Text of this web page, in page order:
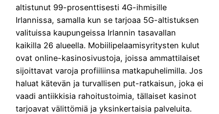
altistunut 99-prosenttisesti 4G-ihmisille
Irlannissa, samalla kun se tarjoaa 5G-altistuksen
valituissa kaupungeissa Irlannin tasavallan
kaikilla 26 alueella. Mobiilipelaamisyritysten kulut
ovat online-kasinosivustoja, joissa ammattilaiset
sijoittavat varoja profiiliinsa matkapuhelimilla. Jos
haluat kätevän ja turvallisen put-ratkaisun, joka ei
vaadi antiikkisia rahoitustoimia, tällaiset kasinot
tarjoavat välittömiä ja yksinkertaisia ​​palveluita.